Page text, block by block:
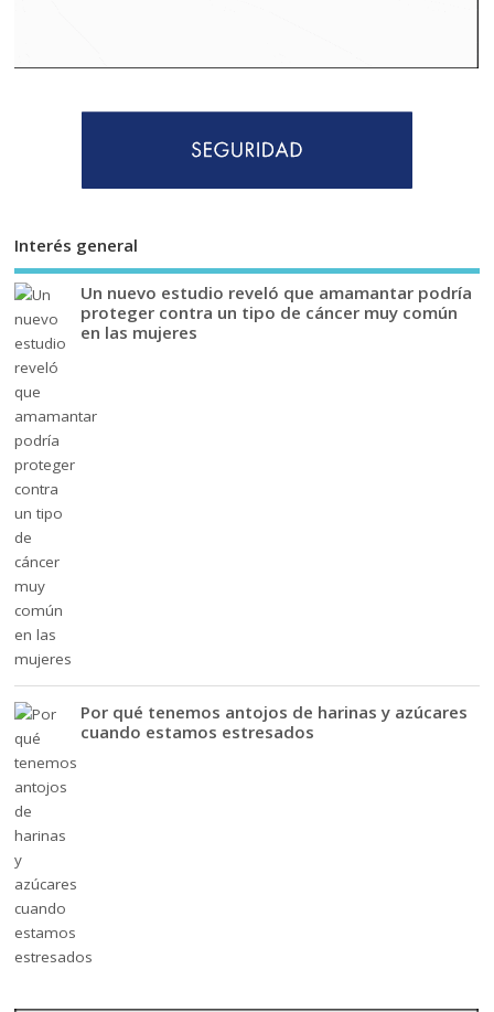
Interés general
Un nuevo estudio reveló que amamantar podría
proteger contra un tipo de cáncer muy común
en las mujeres
Por qué tenemos antojos de harinas y azúcares
cuando estamos estresados